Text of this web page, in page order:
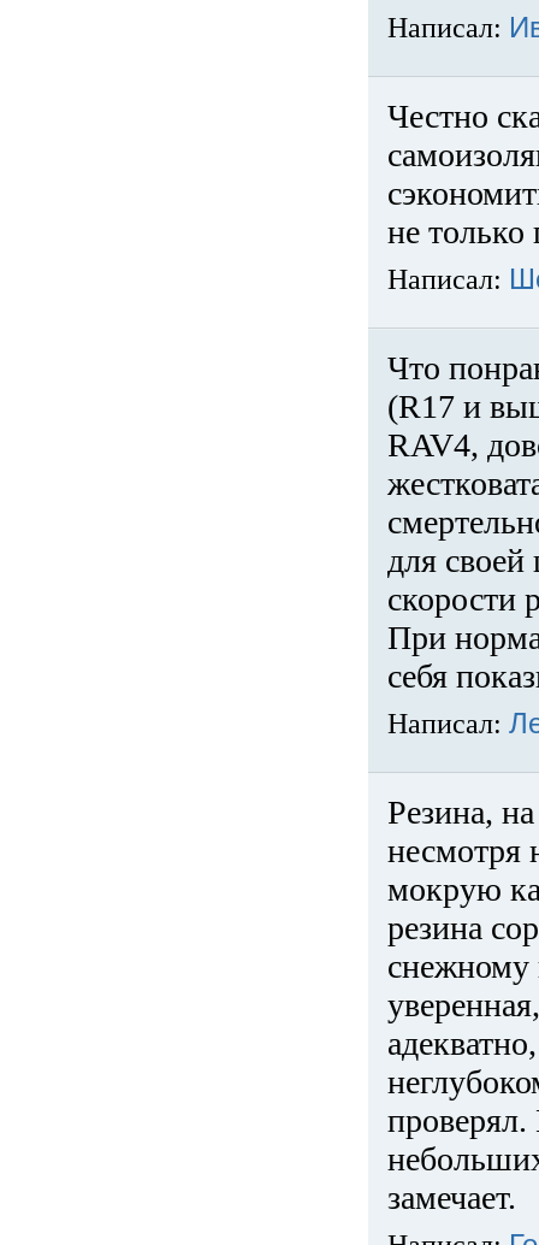
Написал:
Честно
не только
Написал:
Что
(R17 и
RAV4,
для
скорости
При
себя
Написал:
Резина,
несмотря
мокрую
резина
снежному
замечает.